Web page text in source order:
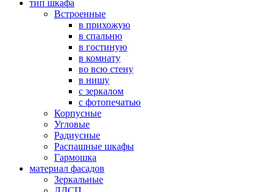
тип шкафа
Встроенные
в прихожую
в спальню
в гостиную
в комнату
во всю стену
в нишу
с зеркалом
с фотопечатью
Корпусные
Угловые
Радиусные
Распашные шкафы
Гармошка
материал фасадов
Зеркальные